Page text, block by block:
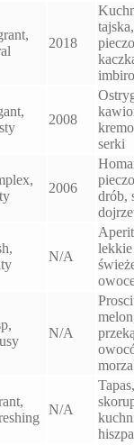
2018
tajska,
2008
serki
2006
drób,
N/A
lekkie
N/A
morza
N/A
Tapas,